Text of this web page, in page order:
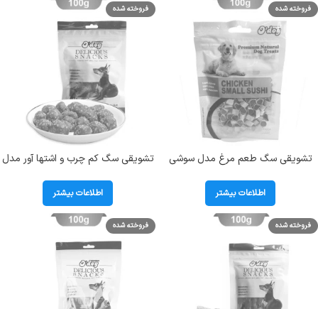
فروخته شده
تشویقی سگ طعم مرغ مدل سوشی
104039
اطلاعات بیشتر
فروخته شده
تشویقی سگ کم چرب و اشتها آور مدل
وزن 100 گرم
اطلاعات بیشتر
فروخته شده فروخته شده